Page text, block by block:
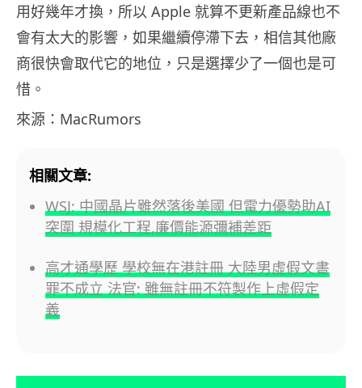
用好幾年才換，所以 Apple 就算不更新產品線也不
會有太大的影響，如果繼續停滯下去，相信其他廠
商很快會取代它的地位，只是選擇少了一個也是可
惜。
來源：MacRumors
相關文章:
WSJ: 中國晶片雖然落後美國 但電力優勢助AI
突圍 規模化工程,廉價能源彌補差距
高才通學歷 學校無在港註冊 大陸男虛假文書
罪不成立 法官: 雖無註冊不符製作上虛假定
義